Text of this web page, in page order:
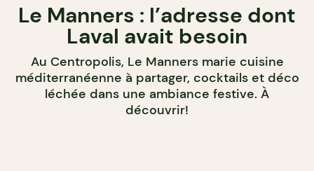
Le Manners : l’adresse dont
Laval avait besoin
Au Centropolis, Le Manners marie cuisine
méditerranéenne à partager, cocktails et déco
léchée dans une ambiance festive. À
découvrir!